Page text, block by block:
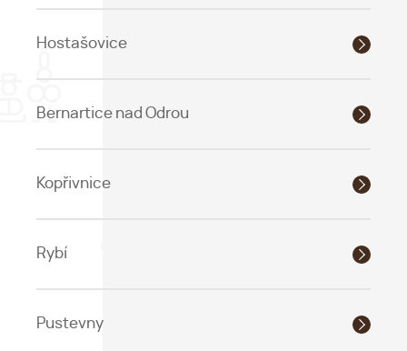
Hostašovice
Bernartice nad Odrou
Kopřivnice
Rybí
Pustevny